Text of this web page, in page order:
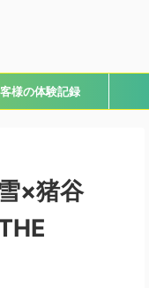
様の体験記録
×猪谷